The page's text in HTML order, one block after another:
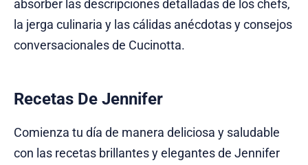
absorber las descripciones detalladas de los chefs,
la jerga culinaria y las cálidas anécdotas y consejos
conversacionales de Cucinotta.
Recetas De Jennifer
Comienza tu día de manera deliciosa y saludable
con las recetas brillantes y elegantes de Jennifer